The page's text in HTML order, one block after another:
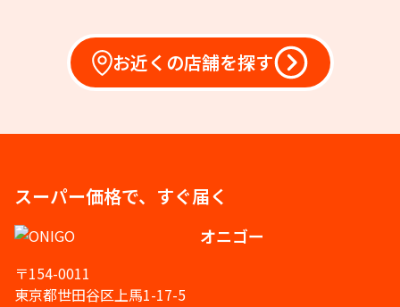
お近くの店舗を探す
スーパー価格で、すぐ届く
オニゴー
〒154-0011
東京都世田谷区上馬1-17-5